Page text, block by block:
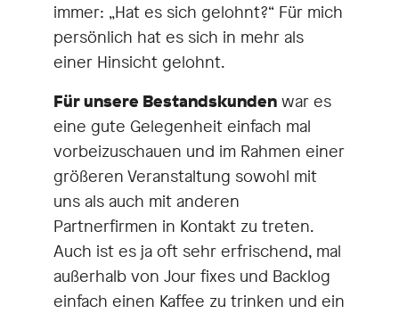
immer: „Hat es sich gelohnt?“ Für mich
persönlich hat es sich in mehr als
einer Hinsicht gelohnt.
Für unsere Bestandskunden war es
eine gute Gelegenheit einfach mal
vorbeizuschauen und im Rahmen einer
größeren Veranstaltung sowohl mit
uns als auch mit anderen
Partnerfirmen in Kontakt zu treten.
Auch ist es ja oft sehr erfrischend, mal
außerhalb von Jour fixes und Backlog
einfach einen Kaffee zu trinken und ein